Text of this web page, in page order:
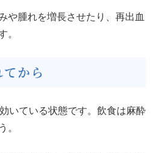
や腫れを増長させたり、再出血
。
から
いている状態です。飲食は麻酔
。